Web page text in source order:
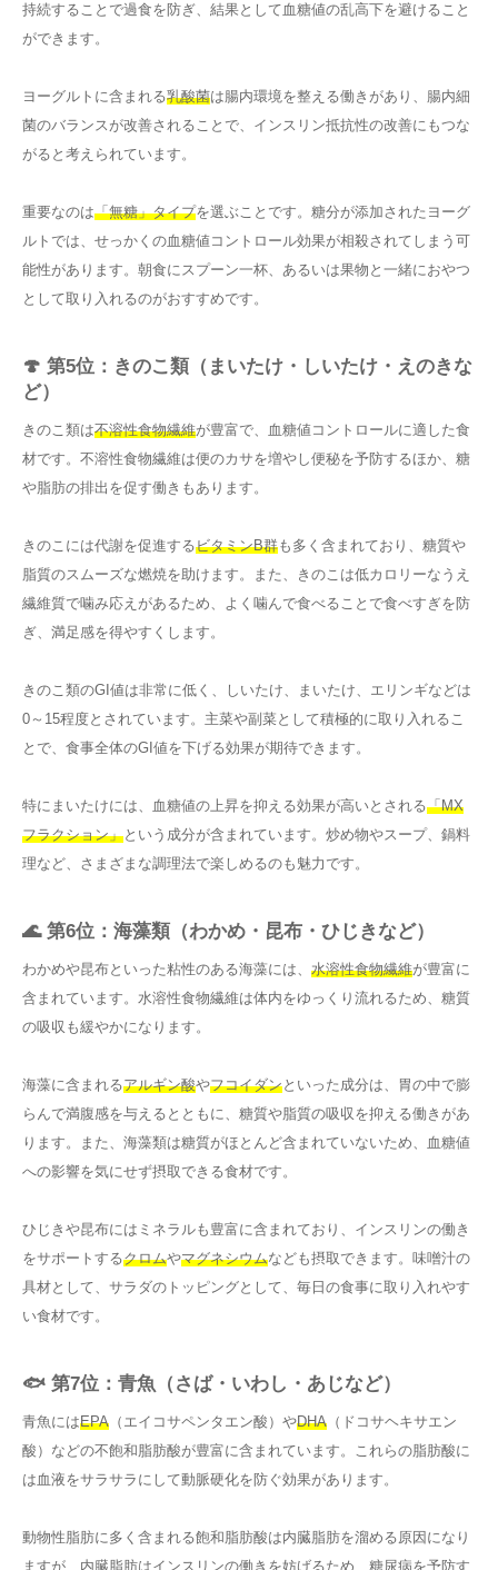
持続することで過食を防ぎ、結果として血糖値の乱高下を避けること
ができます。
ヨーグルトに含まれる乳酸菌は腸内環境を整える働きがあり、腸内細
菌のバランスが改善されることで、インスリン抵抗性の改善にもつな
がると考えられています。
重要なのは「無糖」タイプを選ぶことです。糖分が添加されたヨーグ
ルトでは、せっかくの血糖値コントロール効果が相殺されてしまう可
能性があります。朝食にスプーン一杯、あるいは果物と一緒におやつ
として取り入れるのがおすすめです。
🍄 第5位：きのこ類（まいたけ・しいたけ・えのきな
ど）
きのこ類は不溶性食物繊維が豊富で、血糖値コントロールに適した食
材です。不溶性食物繊維は便のカサを増やし便秘を予防するほか、糖
や脂肪の排出を促す働きもあります。
きのこには代謝を促進するビタミンB群も多く含まれており、糖質や
脂質のスムーズな燃焼を助けます。また、きのこは低カロリーなうえ
繊維質で噛み応えがあるため、よく噛んで食べることで食べすぎを防
ぎ、満足感を得やすくします。
きのこ類のGI値は非常に低く、しいたけ、まいたけ、エリンギなどは
0～15程度とされています。主菜や副菜として積極的に取り入れるこ
とで、食事全体のGI値を下げる効果が期待できます。
特にまいたけには、血糖値の上昇を抑える効果が高いとされる「MX
フラクション」という成分が含まれています。炒め物やスープ、鍋料
理など、さまざまな調理法で楽しめるのも魅力です。
🌊 第6位：海藻類（わかめ・昆布・ひじきなど）
わかめや昆布といった粘性のある海藻には、 水溶性食物繊維が豊富に
含まれています。水溶性食物繊維は体内をゆっくり流れるため、糖質
の吸収も緩やかになります。
海藻に含まれるアルギン酸やフコイダンといった成分は、胃の中で膨
らんで満腹感を与えるとともに、糖質や脂質の吸収を抑える働きがあ
ります。また、海藻類は糖質がほとんど含まれていないため、血糖値
への影響を気にせず摂取できる食材です。
ひじきや昆布にはミネラルも豊富に含まれており、インスリンの働き
をサポートするクロムやマグネシウムなども摂取できます。味噌汁の
具材として、サラダのトッピングとして、毎日の食事に取り入れやす
い食材です。
🐟 第7位：青魚（さば・いわし・あじなど）
青魚にはEPA （エイコサペンタエン酸）やDHA （ドコサヘキサエン
酸）などの不飽和脂肪酸が豊富に含まれています。これらの脂肪酸に
は血液をサラサラにして動脈硬化を防ぐ効果があります。
動物性脂肪に多く含まれる飽和脂肪酸は内臓脂肪を溜める原因になり
ますが、内臓脂肪はインスリンの働きを妨げるため、糖尿病を予防す